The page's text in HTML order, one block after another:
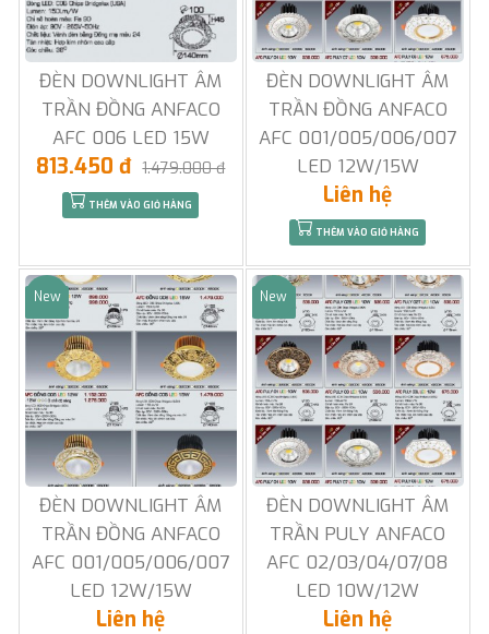
ĐÈN DOWNLIGHT ÂM
TRẦN ĐỒNG ANFACO
AFC 006 LED 15W
813.450 đ 1.479.000 đ
THÊM VÀO GIỎ HÀNG
ĐÈN DOWNLIGHT ÂM
TRẦN ĐỒNG ANFACO
AFC 001/005/006/007
LED 12W/15W
Liên hệ
THÊM VÀO GIỎ HÀNG
Sale
New
ĐÈN DOWNLIGHT ÂM
TRẦN ĐỒNG ANFACO
AFC 001/005/006/007
LED 12W/15W
Liên hệ
Sale
New
ĐÈN DOWNLIGHT ÂM
TRẦN PULY ANFACO
AFC 02/03/04/07/08
LED 10W/12W
Liên hệ